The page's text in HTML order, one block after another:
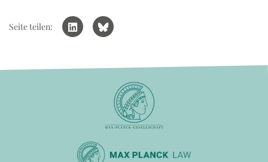
Seite teilen: